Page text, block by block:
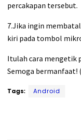
percakapan tersebut.
7.Jika ingin
kiri pada tombol
Itulah cara mengetik
Semoga bermanfaat!
Tags: Android